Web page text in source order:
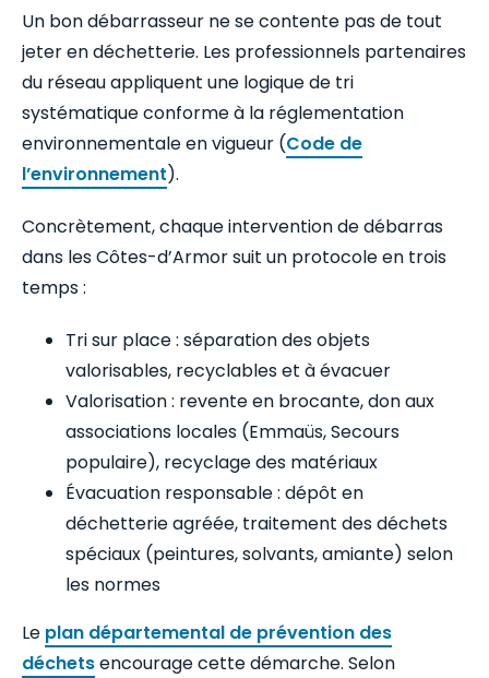
Un bon débarrasseur ne se contente pas de tout
jeter en déchetterie. Les professionnels partenaires
du réseau appliquent une logique de tri
systématique conforme à la réglementation
environnementale en vigueur (Code de
l’environnement).
Concrètement, chaque intervention de débarras
dans les Côtes-d’Armor suit un protocole en trois
temps :
Tri sur place : séparation des objets
valorisables, recyclables et à évacuer
Valorisation : revente en brocante, don aux
associations locales (Emmaüs, Secours
populaire), recyclage des matériaux
Évacuation responsable : dépôt en
déchetterie agréée, traitement des déchets
spéciaux (peintures, solvants, amiante) selon
les normes
Le plan départemental de prévention des
déchetsencourage cette démarche. Selon